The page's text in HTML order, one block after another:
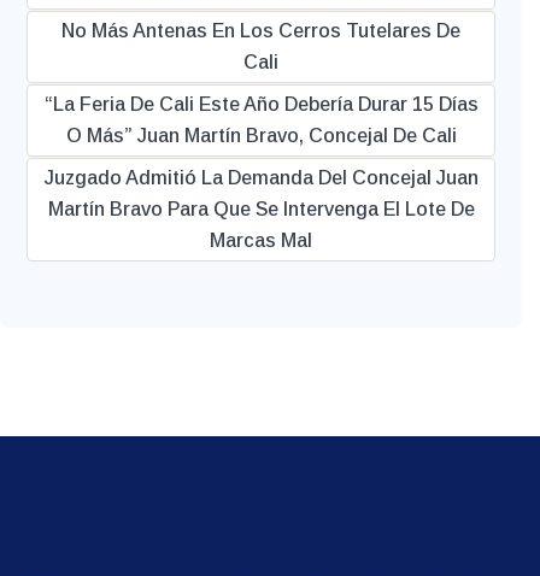
No Más Antenas En Los Cerros Tutelares De
Cali
“La Feria De Cali Este Año Debería Durar 15 Días
O Más” Juan Martín Bravo, Concejal De Cali
Juzgado Admitió La Demanda Del Concejal Juan
Martín Bravo Para Que Se Intervenga El Lote De
Marcas Mal